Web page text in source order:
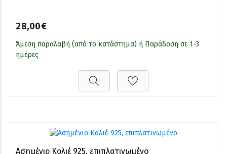
28,00€
Άμεση παραλαβή (από το κατάστημα) ή Παράδοση σε 1-3
ημέρες
Ασημένιο Κολιέ 925, επιπλατινωμένο